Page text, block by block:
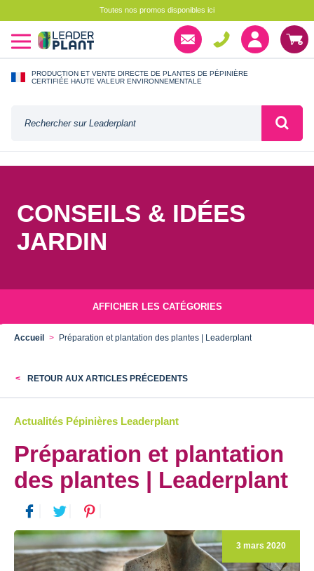
Toutes nos promos disponibles ici
PRODUCTION ET VENTE DIRECTE DE PLANTES DE PÉPINIÈRE
CERTIFIÉE HAUTE VALEUR ENVIRONNEMENTALE
CONSEILS & IDÉES
JARDIN
AFFICHER LES CATÉGORIES
Accueil Préparation et plantation des plantes | Leaderplant
RETOUR AUX ARTICLES PRÉCEDENTS
Actualités Pépinières Leaderplant
Préparation et plantation
des plantes | Leaderplant
3 mars 2020